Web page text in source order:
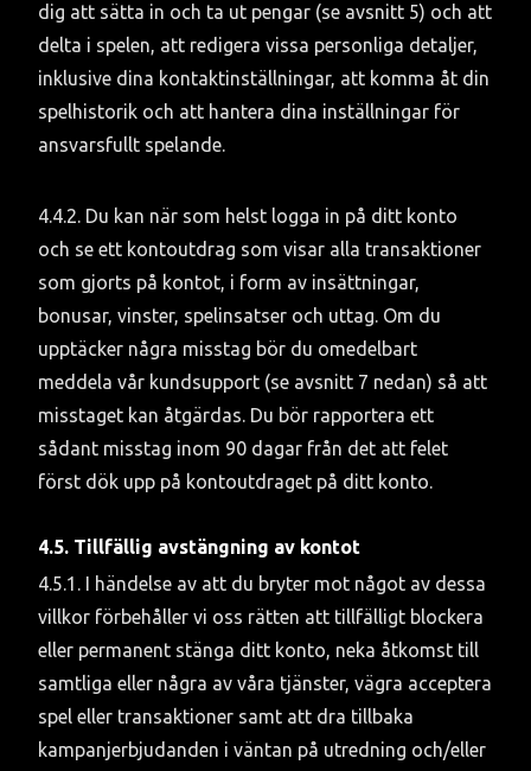
dig att sätta in och ta ut pengar (se avsnitt 5) och att
delta i spelen, att redigera vissa personliga detaljer,
inklusive dina kontaktinställningar, att komma åt din
spelhistorik och att hantera dina inställningar för
ansvarsfullt spelande.
4.4.2. Du kan när som helst logga in på ditt konto
och se ett kontoutdrag som visar alla transaktioner
som gjorts på kontot, i form av insättningar,
bonusar, vinster, spelinsatser och uttag. Om du
upptäcker några misstag bör du omedelbart
meddela vår kundsupport (se avsnitt 7 nedan) så att
misstaget kan åtgärdas. Du bör rapportera ett
sådant misstag inom 90 dagar från det att felet
först dök upp på kontoutdraget på ditt konto.
4.5. Tillfällig avstängning av kontot
4.5.1. I händelse av att du bryter mot något av dessa
villkor förbehåller vi oss rätten att tillfälligt blockera
eller permanent stänga ditt konto, neka åtkomst till
samtliga eller några av våra tjänster, vägra acceptera
spel eller transaktioner samt att dra tillbaka
kampanjerbjudanden i väntan på utredning och/eller